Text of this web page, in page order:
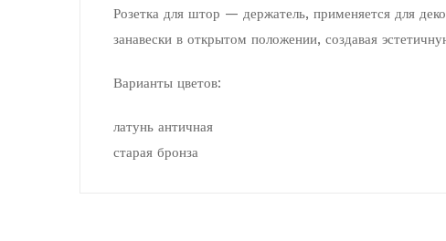
Розетка для штор — держатель, применяется для
занавески в открытом положении, создавая
Варианты цветов:
латунь античная
старая бронза